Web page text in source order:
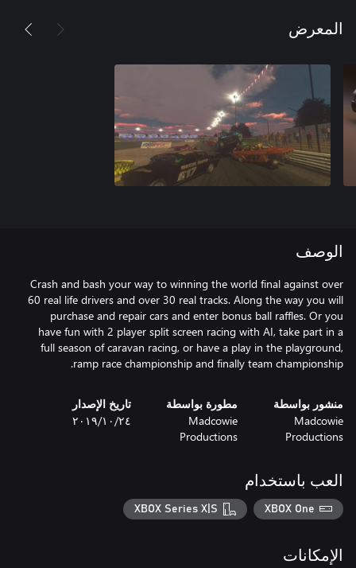
المعرض
الوصف
Crash and bash your way to winning the world final against over
60 real life drivers and over 30 real tracks. Along the way you will
purchase and repair cars and enter bonus ball raffles. Or you
have fun with 2 player split screen racing with AI, take part in a
full season of caravan racing, or have a play in the playground,
ramp race championship and finally team championship.
منشور بواسطة
Madcowie
Productions
مطورة بواسطة
Madcowie
Productions
تاريخ الإصدار
٢٤‏/١٠‏/٢٠١٩
العب باستخدام
XBOX One
XBOX Series X|S
الإمكانات